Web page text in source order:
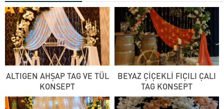
ALTIGEN AHŞAP TAG VE TÜL
KONSEPT
BEYAZ ÇİÇEKLİ FIÇILI ÇALI
TAG KONSEPT